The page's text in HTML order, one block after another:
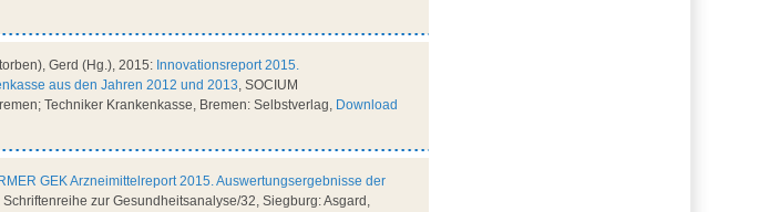
Gerd (Hg.), 2015: Innovationsreport 2015.
aus den Jahren 2012 und 2013, SOCIUM
Techniker Krankenkasse, Bremen: Selbstverlag, Download
GEK Arzneimittelreport 2015. Auswertungsergebnisse der
Schriftenreihe zur Gesundheitsanalyse/32, Siegburg: Asgard,